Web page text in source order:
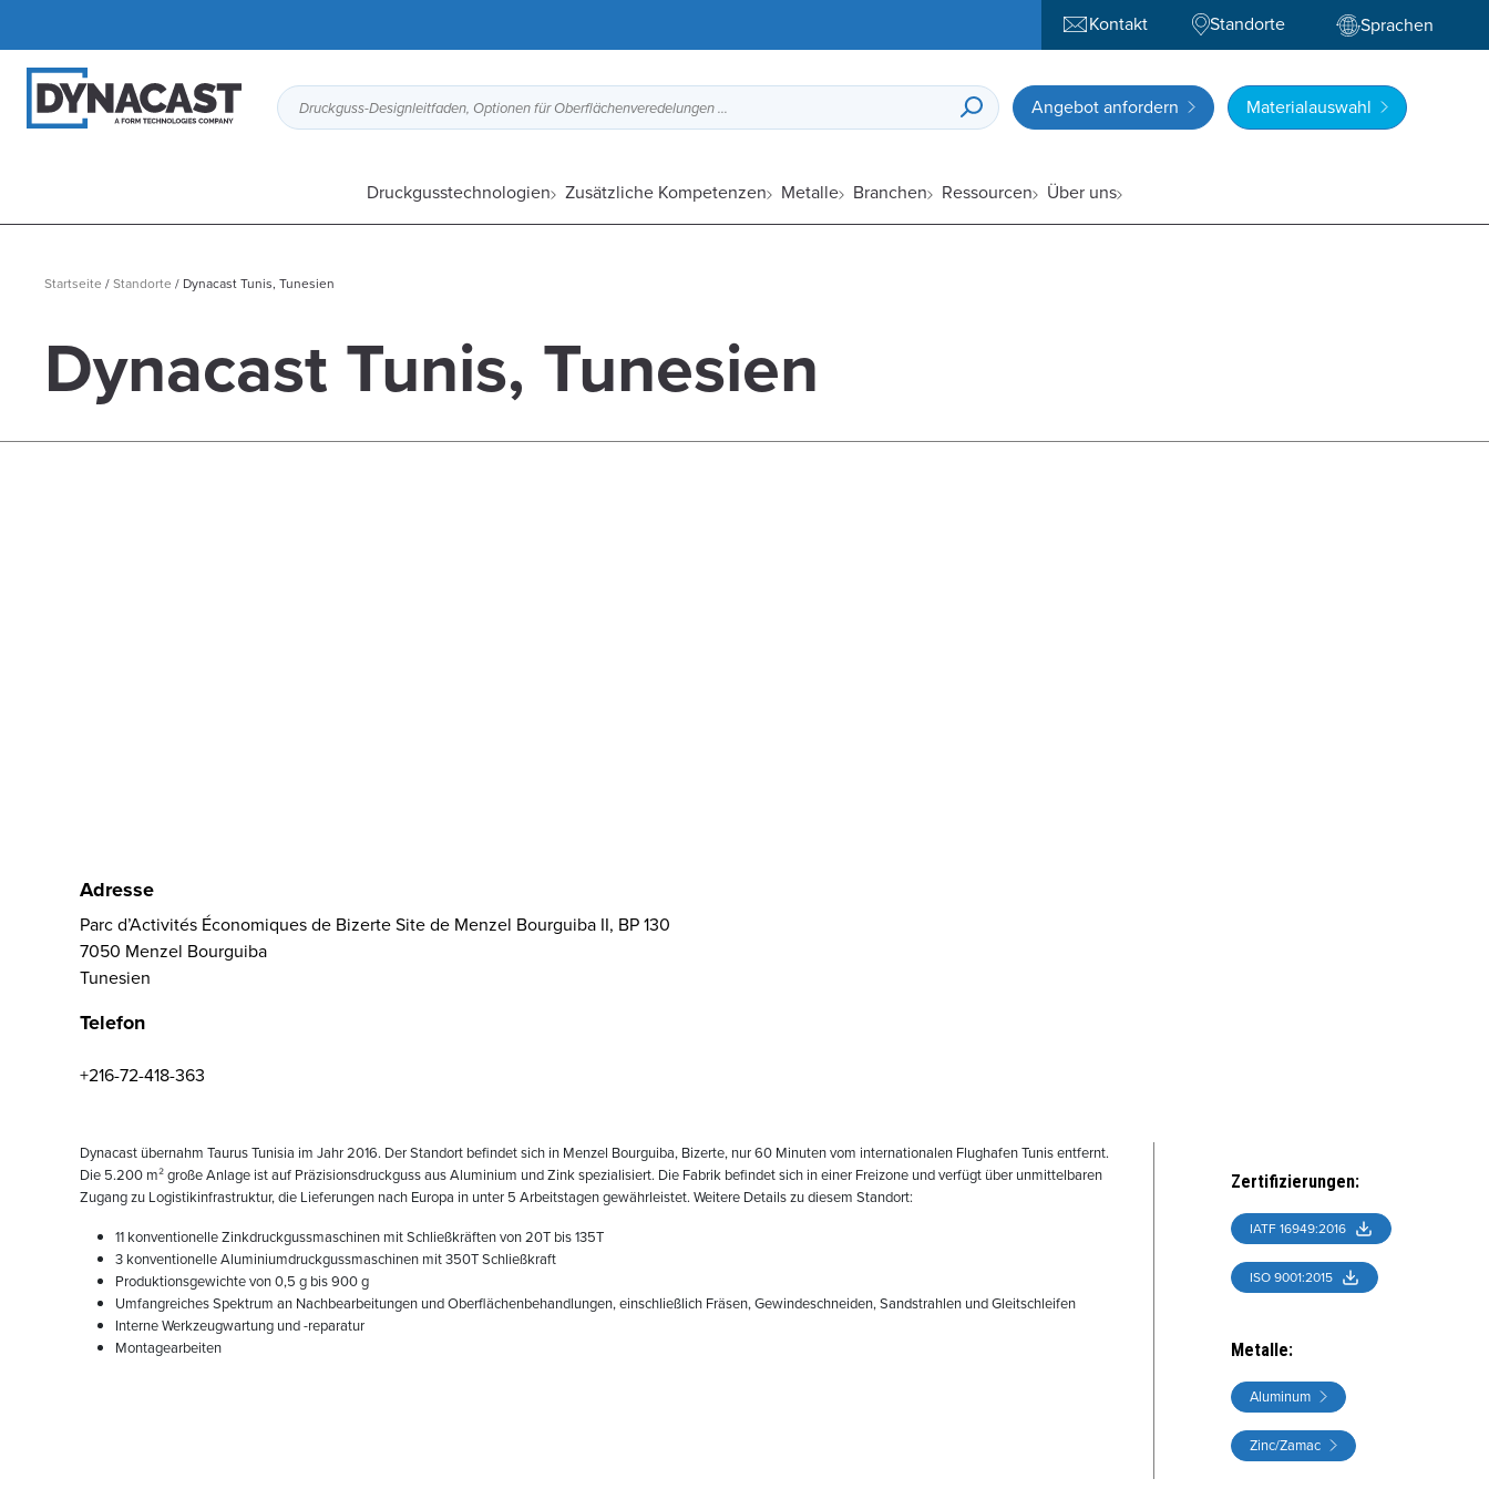
Kontakt Standorte Sprachen
Druckguss-Designleitfaden, Optionen für Oberflächenveredelungen usw. Angebot anfordern Materialauswahl
Druckgusstechnologien Zusätzliche Kompetenzen Metalle Branchen Ressourcen Über uns
Startseite /Standorte / Dynacast Tunis, Tunesien
Dynacast Tunis, Tunesien
Adresse
Parc d’Activités Économiques de Bizerte Site de Menzel Bourguiba II, BP 130
7050 Menzel Bourguiba
Tunesien
Telefon
+216-72-418-363
Dynacast übernahm Taurus Tunisia im Jahr 2016. Der Standort befindet sich in Menzel Bourguiba, Bizerte, nur 60 Minuten vom internationalen Flughafen Tunis entfernt.
Die 5.200 m² große Anlage ist auf Präzisionsdruckguss aus Aluminium und Zink spezialisiert. Die Fabrik befindet sich in einer Freizone und verfügt über unmittelbaren
Zugang zu Logistikinfrastruktur, die Lieferungen nach Europa in unter 5 Arbeitstagen gewährleistet. Weitere Details zu diesem Standort:
11 konventionelle Zinkdruckgussmaschinen mit Schließkräften von 20T bis 135T
3 konventionelle Aluminiumdruckgussmaschinen mit 350T Schließkraft
Produktionsgewichte von 0,5 g bis 900 g
Umfangreiches Spektrum an Nachbearbeitungen und Oberflächenbehandlungen, einschließlich Fräsen, Gewindeschneiden, Sandstrahlen und Gleitschleifen
Interne Werkzeugwartung und -reparatur
Montagearbeiten
Zertifizierungen:
IATF 16949:2016
ISO 9001:2015
Metalle:
Aluminum
Zinc/Zamac